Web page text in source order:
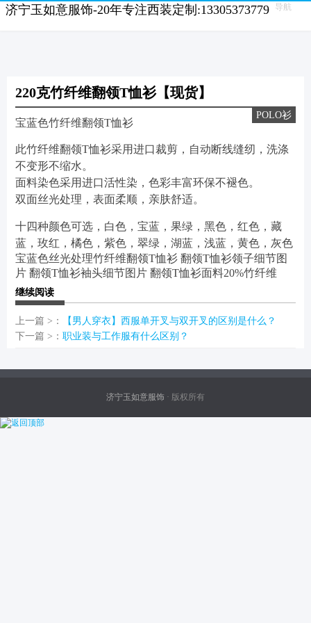
济宁玉如意服饰-20年专注西装定制:13305373779 导航
220克竹纤维翻领T恤衫【现货】
POLO衫
宝蓝色竹纤维翻领T恤衫
此竹纤维翻领T恤衫采用进口裁剪，自动断线缝纫，洗涤
不变形不缩水。
面料染色采用进口活性染，色彩丰富环保不褪色。
双面丝光处理，表面柔顺，亲肤舒适。
十四种颜色可选，白色，宝蓝，果绿，黑色，红色，藏
蓝，玫红，橘色，紫色，翠绿，湖蓝，浅蓝，黄色，灰色
宝蓝色丝光处理竹纤维翻领T恤衫 翻领T恤衫领子细节图
片 翻领T恤衫袖头细节图片 翻领T恤衫面料20%竹纤维
继续阅读
上一篇 >：
【男人穿衣】西服单开叉与双开叉的区别是什么？
下一篇 >： 职业装与工作服有什么区别？
济宁玉如意服饰 · 版权所有